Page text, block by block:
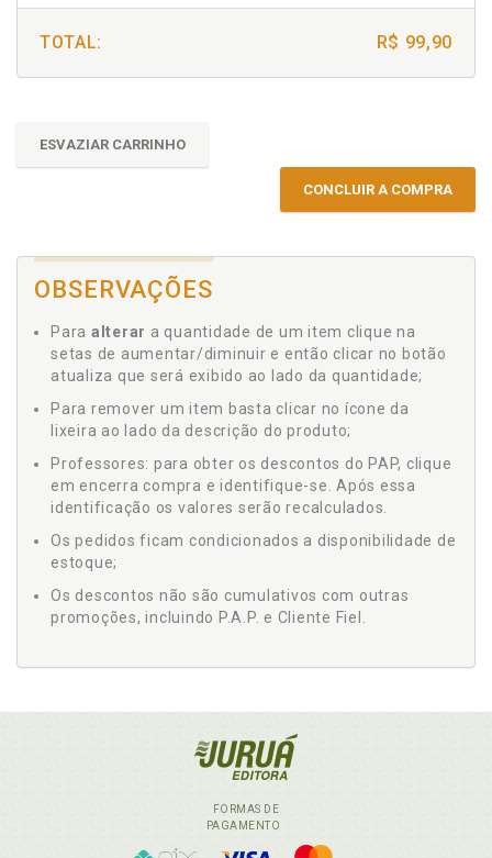
TOTAL: R$ 99,90
ESVAZIAR CARRINHO
CONCLUIR A COMPRA
OBSERVAÇÕES
Para alterar a quantidade de um item clique na
setas de aumentar/diminuir e então clicar no botão
atualiza que será exibido ao lado da quantidade;
Para remover um item basta clicar no ícone da
lixeira ao lado da descrição do produto;
Professores: para obter os descontos do PAP, clique
em encerra compra e identifique-se. Após essa
identificação os valores serão recalculados.
Os pedidos ficam condicionados a disponibilidade de
estoque;
Os descontos não são cumulativos com outras
promoções, incluindo P.A.P. e Cliente Fiel.
FORMAS DE
PAGAMENTO